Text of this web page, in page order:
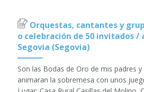
Orquestas, cantantes y
o celebración de 50 invitados /
Segovia (Segovia)
Son las Bodas de Oro de mis padres
animaran la sobremesa con unos